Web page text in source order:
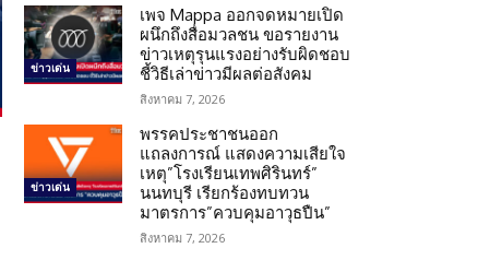
ข่าวเด่น
เพจ Mappa ออกจดหมายเปิด
ผนึกถึงสื่อมวลชน ขอรายงาน
ข่าวเหตุรุนแรงอย่างรับผิดชอบ
ชี้วิธีเล่าข่าวมีผลต่อสังคม
สิงหาคม 7, 2026
ข่าวเด่น
พรรคประชาชนออก
แถลงการณ์ แสดงความเสียใจ
เหตุ”โรงเรียนเทพศิรินทร์”
นนทบุรี เรียกร้องทบทวน
มาตรการ”ควบคุมอาวุธปืน”
สิงหาคม 7, 2026